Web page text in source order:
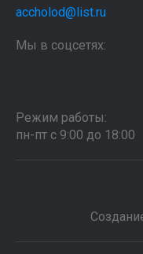
accholod@list.ru
Мы в соцсетях:
Режим работы:
пн-пт с 9:00 до 18:00